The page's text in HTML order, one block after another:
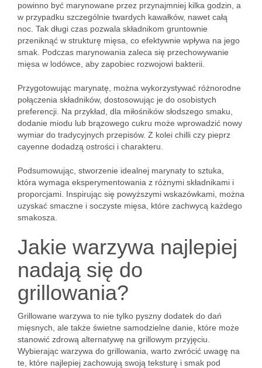
powinno być marynowane przez przynajmniej kilka godzin, a
w przypadku szczególnie twardych kawałków, nawet całą
noc. Tak długi czas pozwala składnikom gruntownie
przeniknąć w strukturę mięsa, co efektywnie wpływa na jego
smak. Podczas marynowania zaleca się przechowywanie
mięsa w lodówce, aby zapobiec rozwojowi bakterii.
Przygotowując marynatę, można wykorzystywać różnorodne
połączenia składników, dostosowując je do osobistych
preferencji. Na przykład, dla miłośników słodszego smaku,
dodanie miodu lub brązowego cukru może wprowadzić nowy
wymiar do tradycyjnych przepisów. Z kolei chilli czy pieprz
cayenne dodadzą ostrości i charakteru.
Podsumowując, stworzenie idealnej marynaty to sztuka,
która wymaga eksperymentowania z różnymi składnikami i
proporcjami. Inspirując się powyższymi wskazówkami, można
uzyskać smaczne i soczyste mięsa, które zachwycą każdego
smakosza.
Jakie warzywa najlepiej
nadają się do
grillowania?
Grillowane warzywa to nie tylko pyszny dodatek do dań
mięsnych, ale także świetne samodzielne danie, które może
stanowić zdrową alternatywę na grillowym przyjęciu.
Wybierając warzywa do grillowania, warto zwrócić uwagę na
te, które najlepiej zachowują swoją teksturę i smak pod